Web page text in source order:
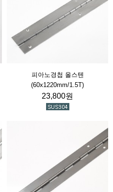
피아노경첩 올스텐
(60x1220mm/1.5T)
23,800원